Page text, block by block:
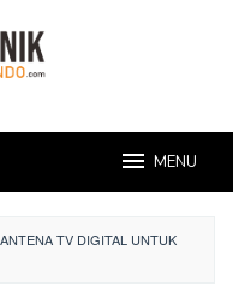
MENU
TV DIGITAL UNTUK